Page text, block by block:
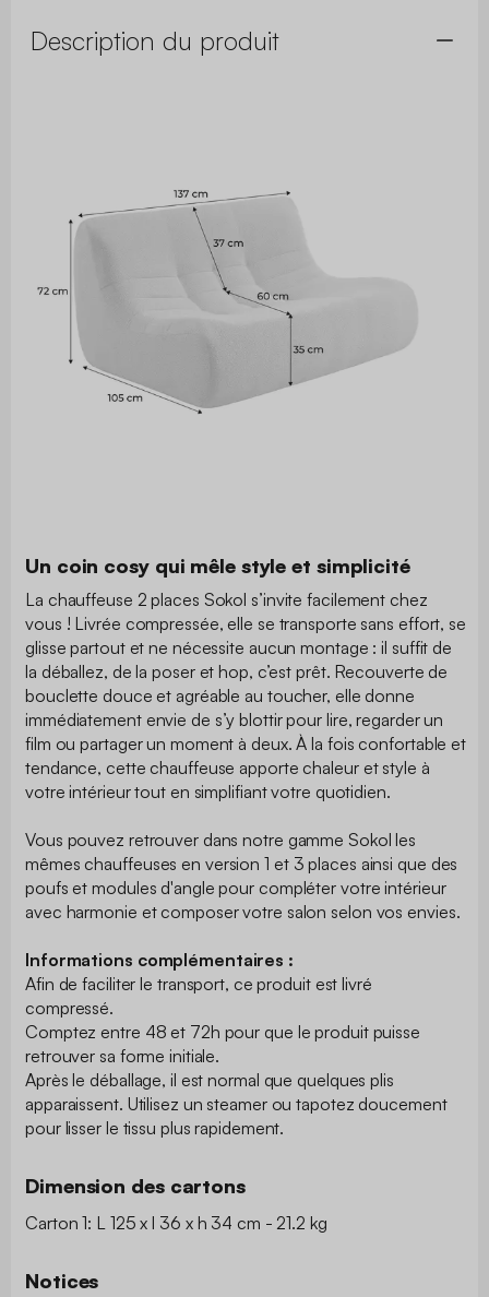
Description du produit
Un coin cosy qui mêle style et simplicité
La chauffeuse 2 places Sokol s’invite facilement chez
vous ! Livrée compressée, elle se transporte sans effort, se
glisse partout et ne nécessite aucun montage : il suffit de
la déballez, de la poser et hop, c’est prêt. Recouverte de
bouclette douce et agréable au toucher, elle donne
immédiatement envie de s’y blottir pour lire, regarder un
film ou partager un moment à deux. À la fois confortable et
tendance, cette chauffeuse apporte chaleur et style à
votre intérieur tout en simplifiant votre quotidien.
Vous pouvez retrouver dans notre gamme Sokol les
mêmes chauffeuses en version 1 et 3 places ainsi que des
poufs et modules d'angle pour compléter votre intérieur
avec harmonie et composer votre salon selon vos envies.
Informations complémentaires :
Afin de faciliter le transport, ce produit est livré
compressé.
Comptez entre 48 et 72h pour que le produit puisse
retrouver sa forme initiale.
Après le déballage, il est normal que quelques plis
apparaissent. Utilisez un steamer ou tapotez doucement
pour lisser le tissu plus rapidement.
Dimension des cartons
Carton 1: L 125 x l 36 x h 34 cm - 21.2 kg
Notices